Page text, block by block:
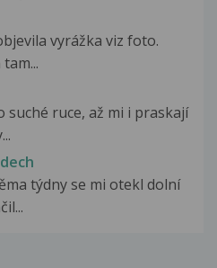
vyrážka viz foto.
suché ruce, až mi i praskají
týdny se mi otekl dolní